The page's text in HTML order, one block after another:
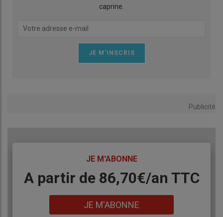
caprine.
Publicité
JE M'ABONNE
Body
A partir de 86,70€/an TTC
JE M'ABONNE